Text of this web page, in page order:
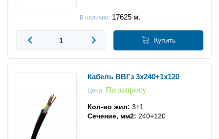
В наличии:17625 м.
Купить
Кабель ВВГз 3x240+1x120
Цена:По запросу
Кол-во жил: 3+1
Сечение, мм2: 240+120